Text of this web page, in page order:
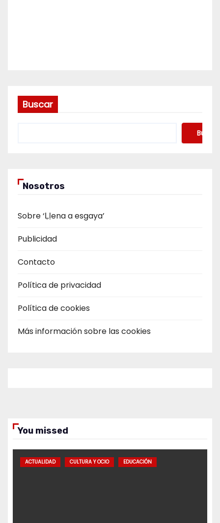
Buscar
Buscar
Nosotros
Sobre ‘Ḷḷena a esgaya’
Publicidad
Contacto
Política de privacidad
Política de cookies
Más información sobre las cookies
You missed
ACTUALIDAD CULTURA Y OCIO EDUCACIÓN